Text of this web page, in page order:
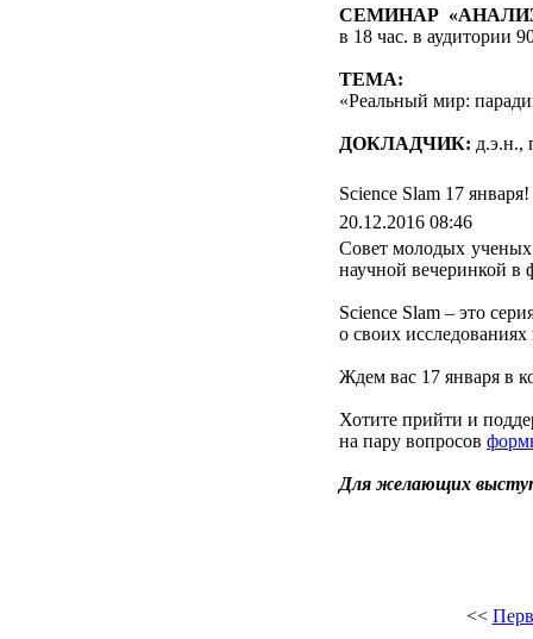
СЕМИНАР
в 18 час. в аудитории
ТЕМА:
«Реальный мир:
ДОКЛАДЧИК:
Science Slam 17 января!
20.12.2016 08:46
Совет молодых ученых
научной вечеринкой в
Science Slam – это
о своих
Ждем вас 17 января в
Хотите прийти и
на пару вопросов
Для желающих
<<